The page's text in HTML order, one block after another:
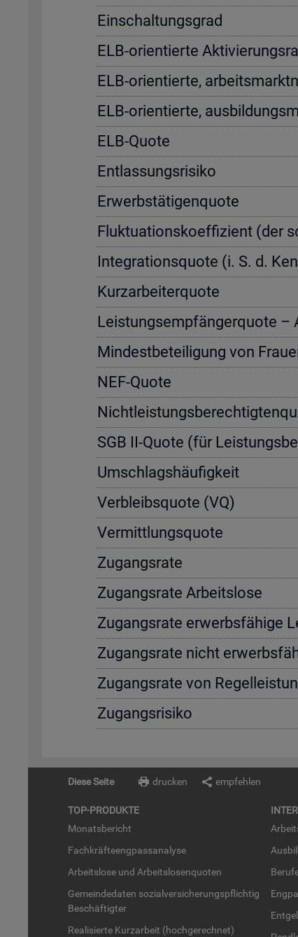
Ein­schal­tungs­grad
ELB-ori­en­tier­te
ELB-ori­en­tier­te,
ELB-ori­en­tier­te,
ELB-Quote
Ent­las­sungs­ri­si­ko
Er­werbs­tä­ti­gen­quo­te
Fluk­tua­ti­ons­ko­ef­fi­zi­ent (der
In­te­gra­ti­ons­quo­te (i. S. d.
Kurz­ar­bei­ter­quo­te
Leis­tungs­emp­fän­ger­quo­te –
Min­dest­be­tei­li­gung von
NEF-Quote
SGB II-Quote (für
Um­schlags­häu­fig­keit
Ver­bleibs­quo­te (VQ)
Ver­mitt­lungs­quo­te
Zu­gangs­ra­te
Zu­gangs­ra­te Ar­beits­lo­se
Zu­gangs­ra­te er­werbs­fä­hi­ge
Zu­gangs­ra­te nicht
Zu­gangs­ra­te von
Zu­gangs­ri­si­ko
Diese Seite drucken empfehlen
TOP-PRO­DUK­TE
Mo­nats­be­richt
Fach­kräf­te­eng­pass­ana­ly­se
Ar­beits­lo­se und Ar­beits­lo­sen­quo­ten
Ge­mein­de­da­ten so­zi­al­ver­si­che­rungs­pflich­tig
Be­schäf­tig­ter
Rea­li­sier­te Kurz­ar­beit (hoch­ge­rech­net)